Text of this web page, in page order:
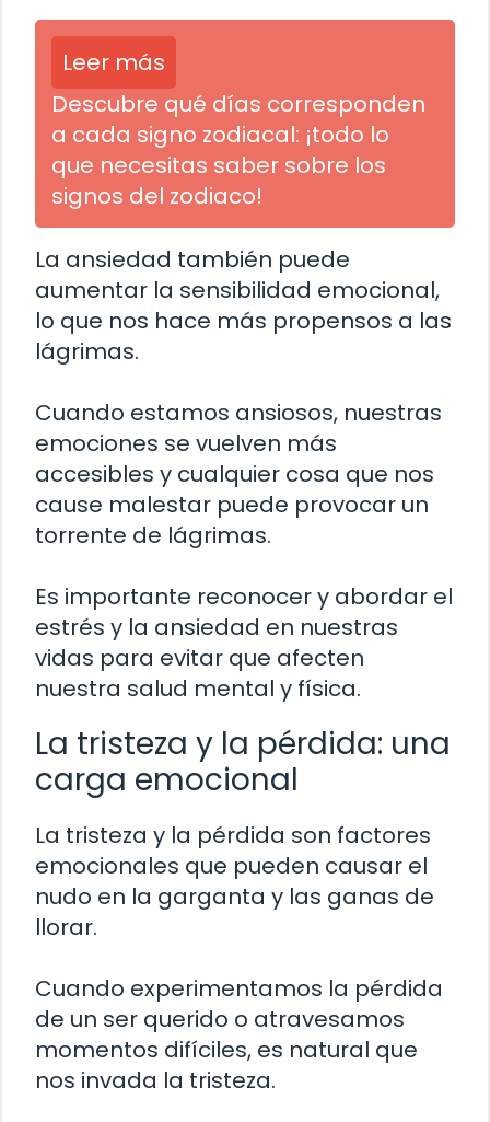
Leer más
Descubre qué días corresponden
a cada signo zodiacal: ¡todo lo
que necesitas saber sobre los
signos del zodiaco!
La ansiedad también puede
aumentar la sensibilidad emocional,
lo que nos hace más propensos a las
lágrimas.
Cuando estamos ansiosos, nuestras
emociones se vuelven más
accesibles y cualquier cosa que nos
cause malestar puede provocar un
torrente de lágrimas.
Es importante reconocer y abordar el
estrés y la ansiedad en nuestras
vidas para evitar que afecten
nuestra salud mental y física.
La tristeza y la pérdida: una
carga emocional
La tristeza y la pérdida son factores
emocionales que pueden causar el
nudo en la garganta y las ganas de
llorar.
Cuando experimentamos la pérdida
de un ser querido o atravesamos
momentos difíciles, es natural que
nos invada la tristeza.